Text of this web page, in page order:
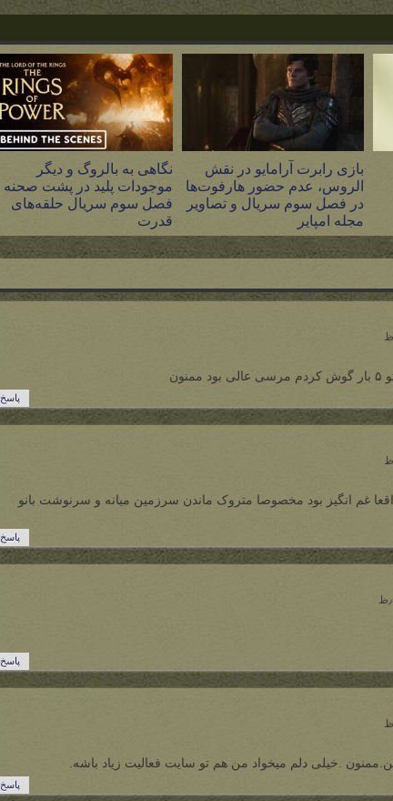
بازی رابرت آرامایو در نقش
الروس، عدم حضور هارفوت‌ها
در فصل سوم سریال و تصاویر
مجله امپایر
نگاهی به بالروگ و دیگر
موجودات پلید در پشت صحنه
فصل سوم سریال حلقه‌های
قدرت
پاسخ
غم انگیز بود مخصوصا متروک ماندن سرزمین میانه و سرنوشت بانو
پاسخ
پاسخ
.خیلی دلم میخواد من هم تو سایت فعالیت زیاد باشه.
پاسخ